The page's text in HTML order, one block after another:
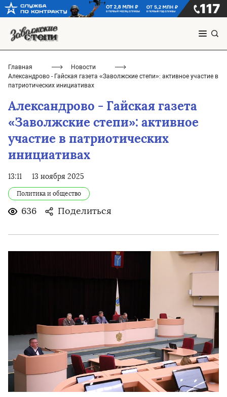
Главная
Новости
Александрово - Гайская газета «Заволжские степи»: активное участие в
патриотических инициативах
Александрово - Гайская газета
«Заволжские степи»: активное
участие в патриотических
инициативах
13:11 13 ноября 2025
Политика и общество
636 Поделиться